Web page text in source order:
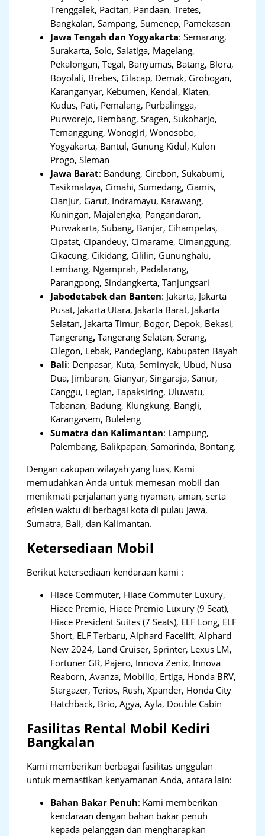
Trenggalek, Pacitan, Pandaan, Tretes,
Bangkalan, Sampang, Sumenep, Pamekasan
Jawa Tengah dan Yogyakarta:Semarang,
Surakarta, Solo, Salatiga, Magelang,
Pekalongan, Tegal, Banyumas, Batang, Blora,
Boyolali, Brebes, Cilacap, Demak, Grobogan,
Karanganyar, Kebumen, Kendal, Klaten,
Kudus, Pati, Pemalang, Purbalingga,
Purworejo, Rembang, Sragen, Sukoharjo,
Temanggung, Wonogiri, Wonosobo,
Yogyakarta, Bantul, Gunung Kidul, Kulon
Progo, Sleman
Jawa Barat: Bandung, Cirebon, Sukabumi,
Tasikmalaya, Cimahi, Sumedang, Ciamis,
Cianjur, Garut, Indramayu, Karawang,
Kuningan, Majalengka, Pangandaran,
Purwakarta, Subang, Banjar, Cihampelas,
Cipatat, Cipandeuy, Cimarame, Cimanggung,
Cikacung, Cikidang, Cililin, Gununghalu,
Lembang, Ngamprah, Padalarang,
Parangpong, Sindangkerta, Tanjungsari
Jabodetabek dan Banten: Jakarta, Jakarta
Pusat, Jakarta Utara, Jakarta Barat, Jakarta
Selatan, Jakarta Timur, Bogor, Depok, Bekasi,
Tangerang,Tangerang Selatan, Serang,
Cilegon, Lebak, Pandeglang, Kabupaten Bayah
Bali: Denpasar, Kuta, Seminyak, Ubud, Nusa
Dua, Jimbaran, Gianyar, Singaraja, Sanur,
Canggu, Legian, Tapaksiring, Uluwatu,
Tabanan, Badung, Klungkung, Bangli,
Karangasem, Buleleng
Sumatra dan Kalimantan: Lampung,
Palembang, Balikpapan, Samarinda, Bontang.
Dengan cakupan wilayah yang luas, Kami
memudahkan Anda untuk memesan mobil dan
menikmati perjalanan yang nyaman, aman, serta
efisien waktu di berbagai kota di pulau Jawa,
Sumatra, Bali, dan Kalimantan.
Ketersediaan Mobil
Berikut ketersediaan kendaraan kami :
Hiace Commuter, Hiace Commuter Luxury,
Hiace Premio, Hiace Premio Luxury (9 Seat),
Hiace President Suites (7 Seats), ELF Long, ELF
Short, ELF Terbaru, Alphard Facelift, Alphard
New 2024, Land Cruiser, Sprinter, Lexus LM,
Fortuner GR, Pajero, Innova Zenix, Innova
Reaborn, Avanza, Mobilio, Ertiga, Honda BRV,
Stargazer, Terios, Rush, Xpander, Honda City
Hatchback, Brio, Agya, Ayla, Double Cabin
Fasilitas Rental Mobil Kediri
Bangkalan
Kami memberikan berbagai fasilitas unggulan
untuk memastikan kenyamanan Anda, antara lain:
Bahan Bakar Penuh: Kami memberikan
kendaraan dengan bahan bakar penuh
kepada pelanggan dan mengharapkan